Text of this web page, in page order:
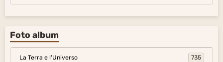
Foto album
La Terra e l'Universo 735